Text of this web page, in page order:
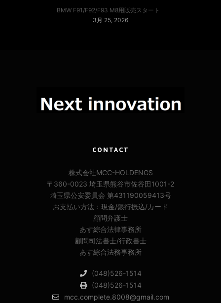
BMW F91/F92/F93 M8用販売スタート
3月 25, 2026
CONTACT
株式会社MCC-HOLDENGS
〒360-0023 埼玉県熊谷市佐谷田1001-2
埼玉県公安委員会 第431190059413号
お支払い方法：現金/銀行振込/カード
顧問弁護士
あす綜合法律事務所
顧問司法書士/行政書士
あす綜合法務事務所
(048)526-1514
(048)526-1514
mcc.complete.8008@gmail.com